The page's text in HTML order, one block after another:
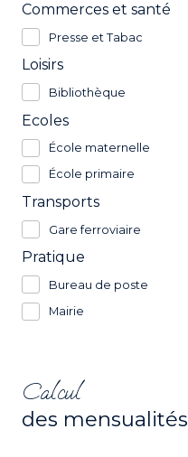
Commerces et santé
Presse et Tabac
Loisirs
Bibliothèque
Ecoles
École maternelle
École primaire
Transports
Gare ferroviaire
Pratique
Bureau de poste
Mairie
Calcul
des mensualités